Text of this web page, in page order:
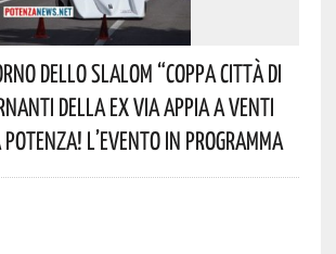
Dello Slalom “Coppa Città Di
Della Ex Via Appia A Venti
L’evento In Programma